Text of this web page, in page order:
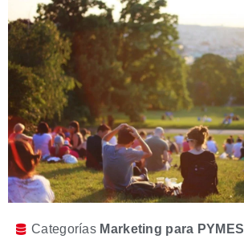
Categorías Marketing para PYMES